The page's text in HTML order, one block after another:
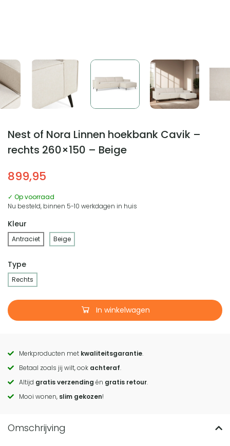
Nest of Nora Linnen hoekbank Cavik –
rechts 260×150 – Beige
899,95
✓ Op voorraad
Nu besteld, binnen 5-10 werkdagen in huis
Kleur
Antraciet Beige
Type
Rechts
In winkelwagen
Call
to
actions
Merkproducten met kwaliteitsgarantie.
Betaal zoals jij wilt, ook achteraf.
Altijd gratis verzending én gratis retour.
Mooi wonen, slim gekozen!